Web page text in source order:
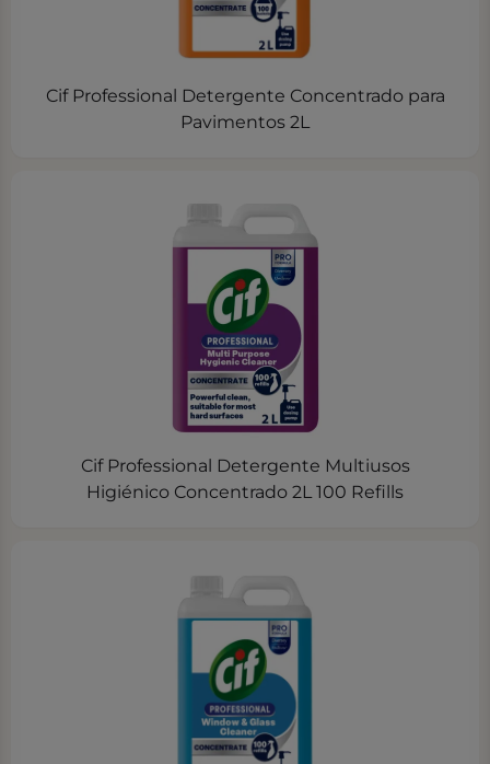
Cif Professional Detergente Concentrado para
Pavimentos 2L
Cif Professional Detergente Multiusos
Higiénico Concentrado 2L 100 Refills